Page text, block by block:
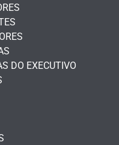
DO EXECUTIVO